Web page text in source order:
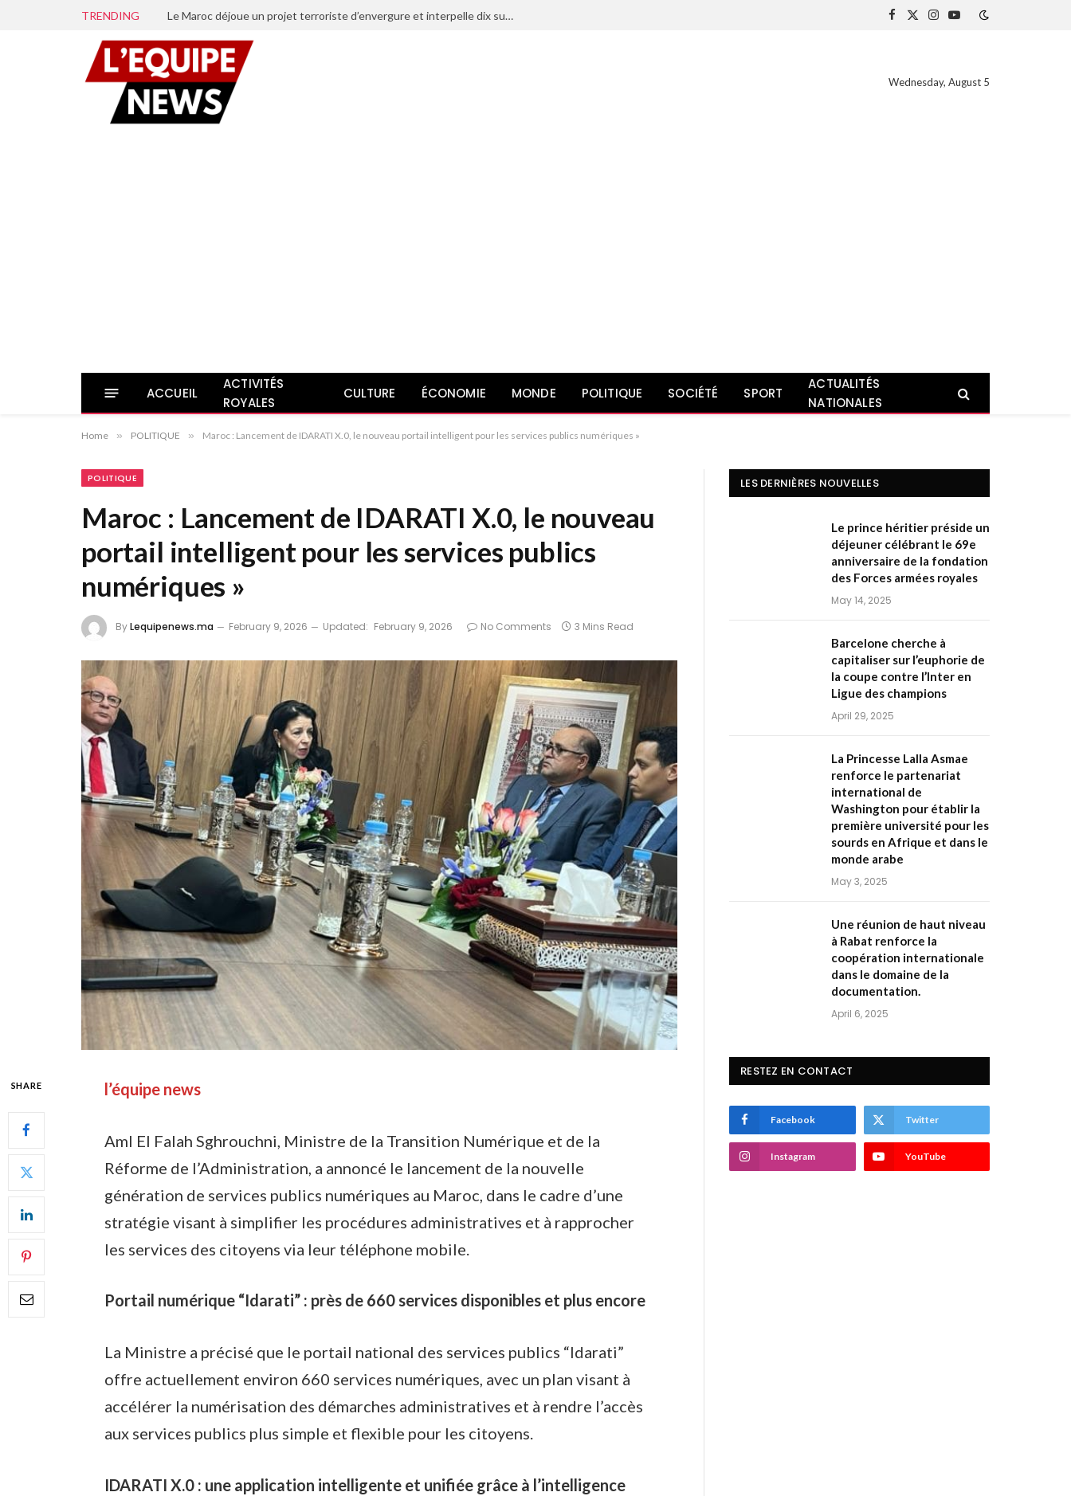
TRENDING Le Maroc déjoue un projet terroriste d’envergure et interpelle dix suspects liés à l’organisation État islamique
Facebook
X
Instagram
YouTube
Wednesday, August 5
ACCUEIL
ACTIVITÉS
ROYALES
CULTURE ÉCONOMIE MONDE POLITIQUE SOCIÉTÉ SPORT
ACTUALITÉS
NATIONALES
Home » POLITIQUE » Maroc : Lancement de IDARATI X.0, le nouveau portail intelligent pour les services publics numériques »
POLITIQUE
Maroc : Lancement de IDARATI X.0, le nouveau
portail intelligent pour les services publics
numériques »
ByLequipenews.ma February 9, 2026 Updated: February 9, 2026 No Comments 3 Mins Read
SHARE l’équipe news
Aml El Falah Sghrouchni, Ministre de la Transition Numérique et de la
Réforme de l’Administration, a annoncé le lancement de la nouvelle
génération de services publics numériques au Maroc, dans le cadre d’une
stratégie visant à simplifier les procédures administratives et à rapprocher
les services des citoyens via leur téléphone mobile.
Portail numérique “Idarati” : près de 660 services disponibles et plus encore
La Ministre a précisé que le portail national des services publics “Idarati”
offre actuellement environ 660 services numériques, avec un plan visant à
accélérer la numérisation des démarches administratives et à rendre l’accès
aux services publics plus simple et flexible pour les citoyens.
IDARATI X.0 : une application intelligente et unifiée grâce à l’intelligence
LES DERNIÈRES NOUVELLES
Le prince héritier préside un
déjeuner célébrant le 69e
anniversaire de la fondation
des Forces armées royales
May 14, 2025
Barcelone cherche à
capitaliser sur l’euphorie de
la coupe contre l’Inter en
Ligue des champions
April 29, 2025
La Princesse Lalla Asmae
renforce le partenariat
international de
Washington pour établir la
première université pour les
sourds en Afrique et dans le
monde arabe
May 3, 2025
Une réunion de haut niveau
à Rabat renforce la
coopération internationale
dans le domaine de la
documentation.
April 6, 2025
RESTEZ EN CONTACT
Facebook Twitter
Instagram YouTube